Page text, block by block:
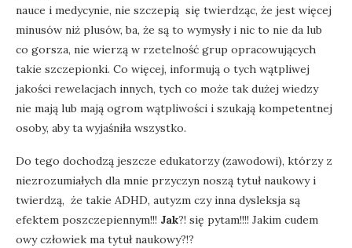
nauce i medycynie, nie szczepią się twierdząc, że jest więcej
minusów niż plusów, ba, że są to wymysły i nic to nie da lub
co gorsza, nie wierzą w rzetelność grup opracowujących
takie szczepionki. Co więcej, informują o tych wątpliwej
jakości rewelacjach innych, tych co może tak dużej wiedzy
nie mają lub mają ogrom wątpliwości i szukają kompetentnej
osoby, aby ta wyjaśniła wszystko.
Do tego dochodzą jeszcze edukatorzy (zawodowi), którzy z
niezrozumiałych dla mnie przyczyn noszą tytuł naukowy i
twierdzą, że takie ADHD, autyzm czy inna dysleksja są
efektem poszczepiennym!!! Jak?! się pytam!!!! Jakim cudem
owy człowiek ma tytuł naukowy?!?